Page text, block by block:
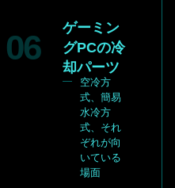
ゲーミン
グPCの冷
却パーツ
空冷方
式、簡易
水冷方
式、それ
ぞれが向
いている
場面